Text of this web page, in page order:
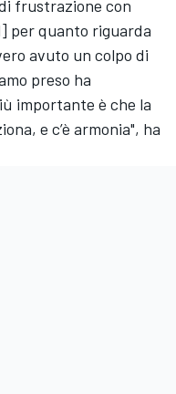
frustrazione con
per quanto riguarda
avuto un colpo di
preso ha
importante è che la
e c’è armonia", ha